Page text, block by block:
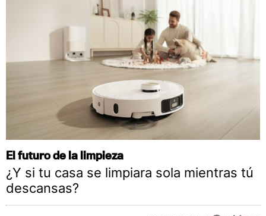
El futuro de la limpieza
¿Y si tu casa se limpiara sola mientras tú
descansas?